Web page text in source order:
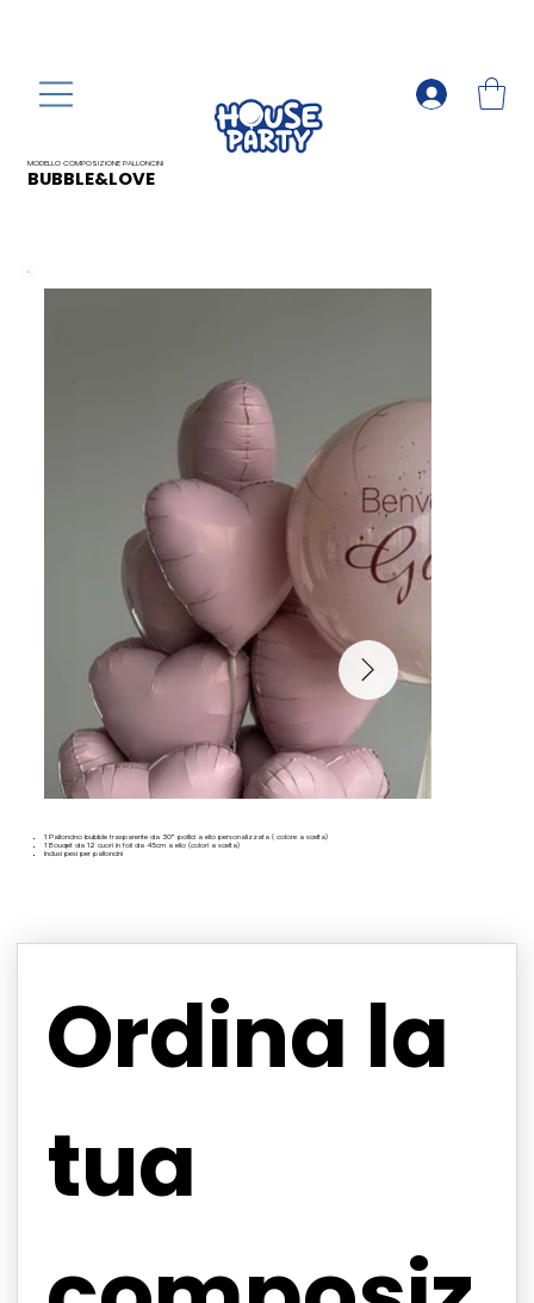
MODELLO COMPOSIZIONE PALLONCINI
BUBBLE&LOVE
1 Palloncino bubble trasparente da 30” pollici a elio personalizzata ( colore a scelta)
1 Bouqet da 12 cuori in foil da 45cm a elio (colori a scelta)
Inclusi pesi per palloncini
Ordina la
tua